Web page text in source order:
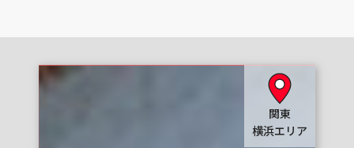
関東
横浜エリア